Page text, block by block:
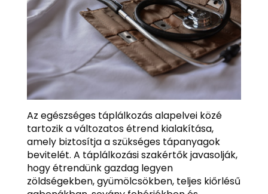
Az egészséges táplálkozás alapelvei közé
tartozik a változatos étrend kialakítása,
amely biztosítja a szükséges tápanyagok
bevitelét. A táplálkozási szakértők javasolják,
hogy étrendünk gazdag legyen
zöldségekben, gyümölcsökben, teljes kiőrlésű